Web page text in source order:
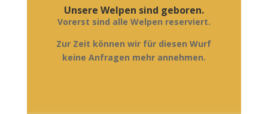
Unsere Welpen sind geboren.
Vorerst sind alle Welpen reserviert.
Zur Zeit können wir für diesen Wurf
keine Anfragen mehr annehmen.